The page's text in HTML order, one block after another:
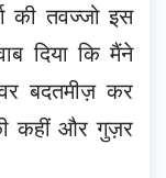
की तवज्जो इस
दिया कि मैंने
बदतमीज़ कर
कहीं और गुज़र